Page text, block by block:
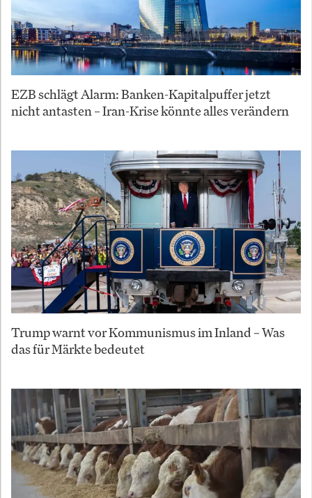
EZB schlägt Alarm: Banken-Kapitalpuffer jetzt
nicht antasten – Iran-Krise könnte alles verändern
Trump warnt vor Kommunismus im Inland – Was
das für Märkte bedeutet